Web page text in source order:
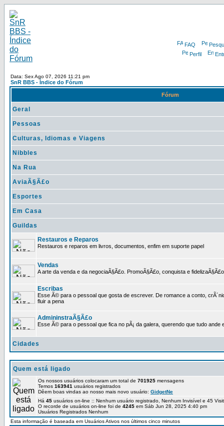
FAQ
Perfil
Data: Sex Ago 07, 2026 11:21 pm
SnR BBS - Índice do Fórum
Fórum
Geral
Pessoas
Culturas, Idiomas e Viagens
Nibbles
Na Rua
AviaÃ§Ã£o
Esportes
Em Casa
Guildas
Restauros e Reparos
Restauros e reparos em livros, documentos, enfim em suporte papel
Vendas
A arte da venda e da negociaÃ§Ã£o. PromoÃ§Ã£o, conquista e
Escribas
Esse Ã© para o pessoal que gosta de escrever. De romance a conto,
fluir a pena
AdmininstraÃ§Ã£o
Esse Ã© para o pessoal que fica no pÃ¡ da galera, querendo que tudo ande
Cidades
Quem está ligado
Os nossos usuários colocaram um total de 701925 mensagens
Temos 163941 usuários registrados
Dêem boas vindas ao nosso mais novo usuário: GidgetNe
Há 45 usuários on-line :: Nenhum usuário registrado, Nenhum Invisível e 45
O recorde de usuários on-line foi de 4245 em Sáb Jun 28, 2025 4:40 pm
Usuários Registrados Nenhum
Esta informação é baseada em Usuários Ativos nos últimos cinco minutos